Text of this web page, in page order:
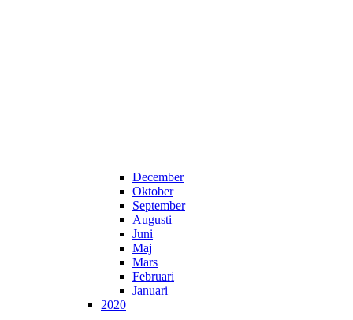
December
Oktober
September
Augusti
Juni
Maj
Mars
Februari
Januari
2020